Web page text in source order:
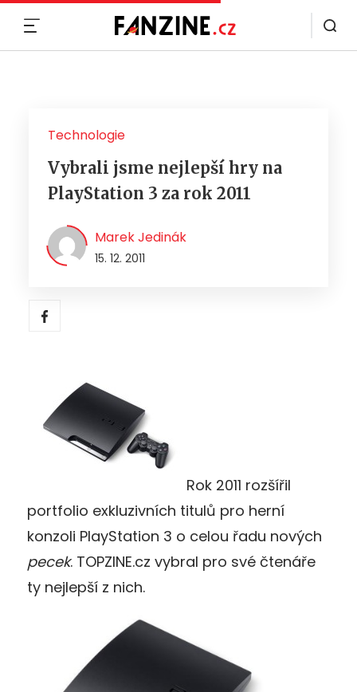
Technologie
Vybrali jsme nejlepší hry na
PlayStation 3 za rok 2011
Marek Jedinák
15. 12. 2011
Rok 2011 rozšířil
portfolio exkluzivních titulů pro herní
konzoli PlayStation 3 o celou řadu nových
pecek. TOPZINE.cz vybral pro své čtenáře
ty nejlepší z nich.